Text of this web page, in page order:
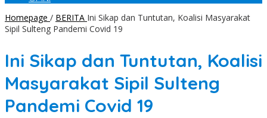
Homepage / BERITA Ini Sikap dan Tuntutan, Koalisi Masyarakat
Sipil Sulteng Pandemi Covid 19
Ini Sikap dan Tuntutan, Koalisi
Masyarakat Sipil Sulteng
Pandemi Covid 19